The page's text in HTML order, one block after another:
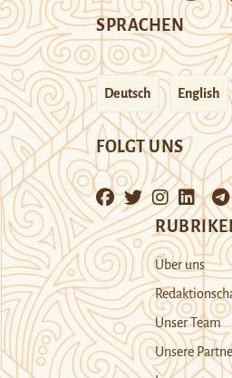
SPRACHEN
Deutsch English
FOLGT UNS
Über uns
Unser Team
Unsere